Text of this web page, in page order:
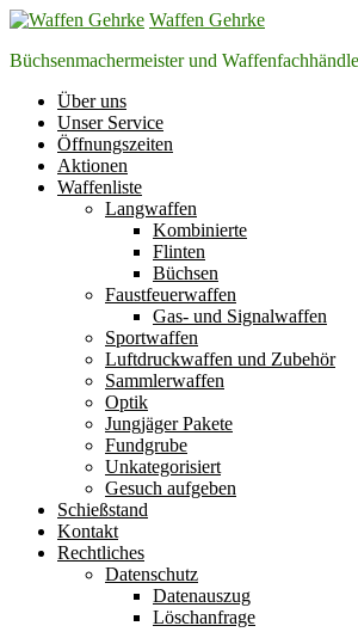
Zum
springen
Waffen Gehrke
Büchsenmachermeister und
Über uns
Unser Service
Öffnungszeiten
Aktionen
Waffenliste
Langwaffen
Kombinierte
Flinten
Büchsen
Faustfeuerwaffen
Gas- und Signalwaffen
Sportwaffen
Luftdruckwaffen und Zubehör
Sammlerwaffen
Optik
Jungjäger Pakete
Fundgrube
Unkategorisiert
Gesuch aufgeben
Schießstand
Kontakt
Rechtliches
Datenschutz
Datenauszug
Löschanfrage